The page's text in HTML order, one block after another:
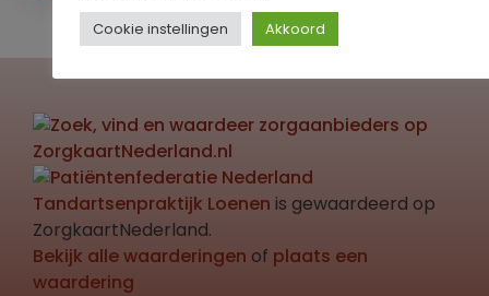
Tandartsenpraktijk Loenen is gewaardeerd op
ZorgkaartNederland.
Bekijk alle waarderingen of plaats een
waardering
Cookie instellingen Akkoord